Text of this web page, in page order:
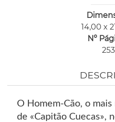
14,00 x
Nº
253
O Homem-Cão, o
de «Capitão Cuecas»,